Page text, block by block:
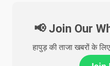
📢 Join Our
हापुड़ की ताजा खबरों के